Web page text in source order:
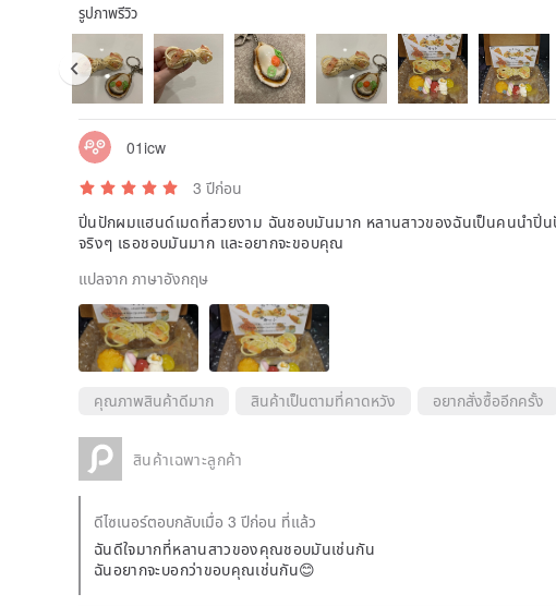
รูปภาพรีวิว
01icw
3 ปีก่อน
ปิ่นปักผมแฮนด์เมดที่สวยงาม ฉันชอบมันมาก หลานสาวของฉันเป็นคนนำปิ่น
จริงๆ เธอชอบมันมาก และอยากจะขอบคุณ
แปลจาก ภาษาอังกฤษ
คุณภาพสินค้าดีมาก สินค้าเป็นตามที่คาดหวัง อยากสั่งซื้ออีกครั้ง
สินค้าเฉพาะลูกค้า
ดีไซเนอร์ตอบกลับเมื่อ 3 ปีก่อน ที่แล้ว
ฉันดีใจมากที่หลานสาวของคุณชอบมันเช่นกัน
ฉันอยากจะบอกว่าขอบคุณเช่นกัน😊